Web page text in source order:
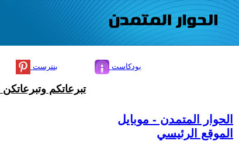
بنترست بودكاست
تبرعاتكم
الحوار المتمدن - موبايل
الموقع الرئيسي